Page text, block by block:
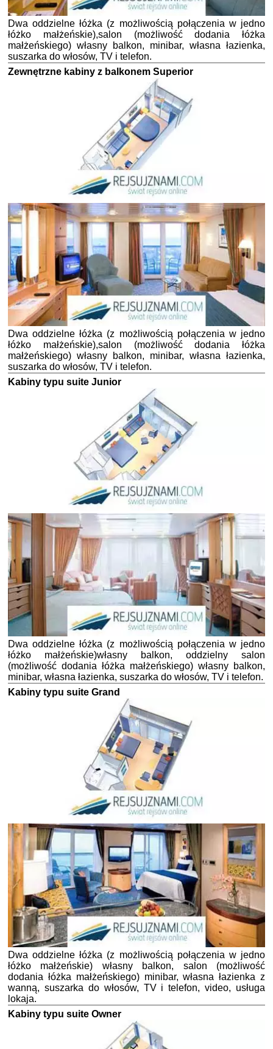
Dwa oddzielne łóżka (z możliwością połączenia w jedno
łóżko małżeńskie),salon (możliwość dodania łóżka
małżeńskiego) własny balkon, minibar, własna łazienka,
suszarka do włosów, TV i telefon.
Zewnętrzne kabiny z balkonem Superior
Dwa oddzielne łóżka (z możliwością połączenia w jedno
łóżko małżeńskie),salon (możliwość dodania łóżka
małżeńskiego) własny balkon, minibar, własna łazienka,
suszarka do włosów, TV i telefon.
Kabiny typu suite Junior
Dwa oddzielne łóżka (z możliwością połączenia w jedno
łóżko małżeńskie)własny balkon, oddzielny salon
(możliwość dodania łóżka małżeńskiego) własny balkon,
minibar, własna łazienka, suszarka do włosów, TV i telefon.
Kabiny typu suite Grand
Dwa oddzielne łóżka (z możliwością połączenia w jedno
łóżko małżeńskie) własny balkon, salon (możliwość
dodania łóżka małżeńskiego) minibar, własna łazienka z
wanną, suszarka do włosów, TV i telefon, video, usługa
lokaja.
Kabiny typu suite Owner